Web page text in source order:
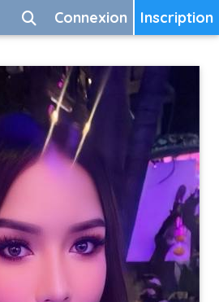
Inscription
Connexion